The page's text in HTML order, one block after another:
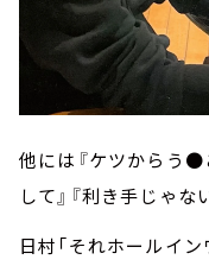
他には『ケツからう●
して』『利き手じゃな
日村「それホールイ